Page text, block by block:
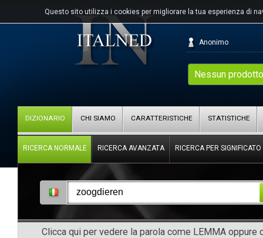
Questo sito utilizza i cookies per migliorare la tua esperienza di
Nessun
Anonimo
DIZIONARIO CHI SIAMO CARATTERISTICHE STATISTICHE
RICERCA NORMALE RICERCA AVANZATA RICERCA PER SIGNIFICATO
Clicca qui per vedere la parola come LEMMA oppure